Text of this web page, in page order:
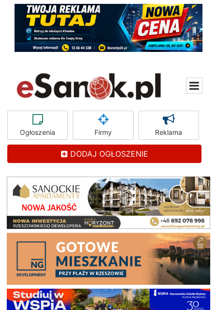
Ogłoszenia Firmy Reklama
DODAJ OGŁOSZENIE